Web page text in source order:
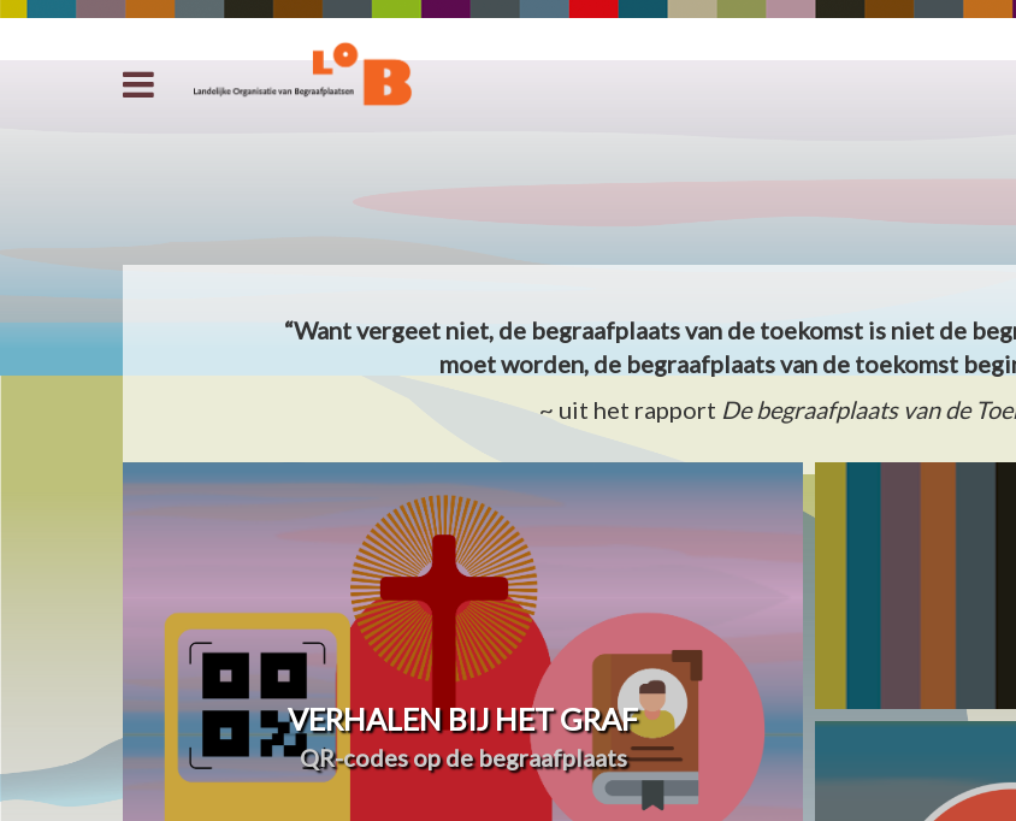
“Want vergeet niet, de begraafplaats van de toekomst is niet de
moet worden, de begraafplaats van de toekomst
~ uit het rapport De begraafplaats van de
VERHALEN BIJ HET GRAF
QR-codes op de begraafplaats